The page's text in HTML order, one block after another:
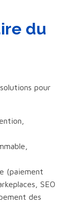
du
pour
(paiement
SEO
des